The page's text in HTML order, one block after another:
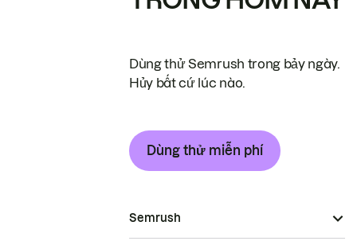
Dùng thử Semrush trong bảy ngày.
Hủy bất cứ lúc nào.
Dùng thử miễn phí
Semrush